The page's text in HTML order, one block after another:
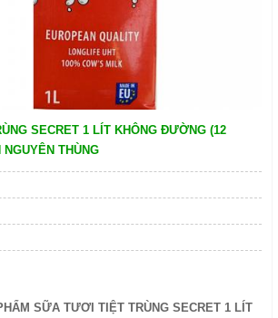
SECRET 1 LÍT KHÔNG ĐƯỜNG (12
NGUYÊN THÙNG
SỮA TƯƠI TIỆT TRÙNG SECRET 1 LÍT